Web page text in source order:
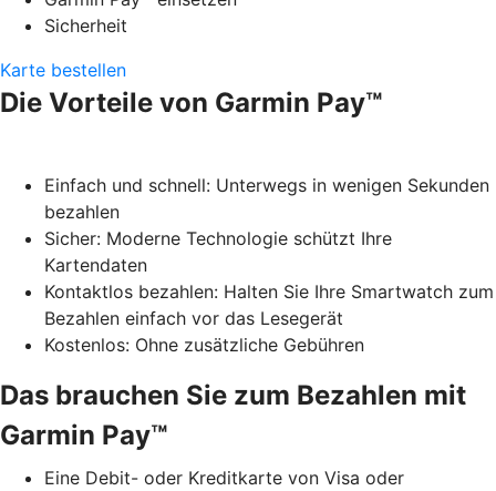
Sicherheit
Karte bestellen
Die Vorteile von Garmin Pay™
Einfach und schnell: Unterwegs in wenigen Sekunden
bezahlen
Sicher: Moderne Technologie schützt Ihre
Kartendaten
Kontaktlos bezahlen: Halten Sie Ihre Smartwatch zum
Bezahlen einfach vor das Lesegerät
Kostenlos: Ohne zusätzliche Gebühren
Das brauchen Sie zum Bezahlen mit
Garmin Pay™
Eine Debit- oder Kreditkarte von Visa oder